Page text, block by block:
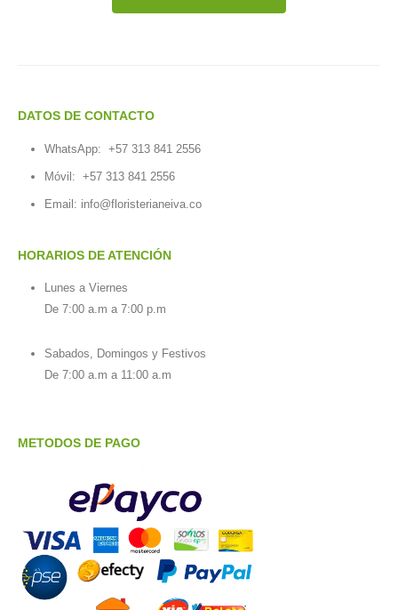
DATOS DE CONTACTO
WhatsApp: +57 313 841 2556
Móvil: +57 313 841 2556
Email: info@floristerianeiva.co
HORARIOS DE ATENCIÓN
Lunes a Viernes
De 7:00 a.m a 7:00 p.m
Sabados, Domingos y Festivos
De 7:00 a.m a 11:00 a.m
METODOS DE PAGO